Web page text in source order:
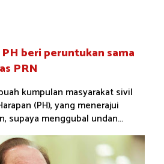
beri peruntukan sama
PRN
kumpulan masyarakat sivil
(PH), yang menerajui
supaya menggubal undan...